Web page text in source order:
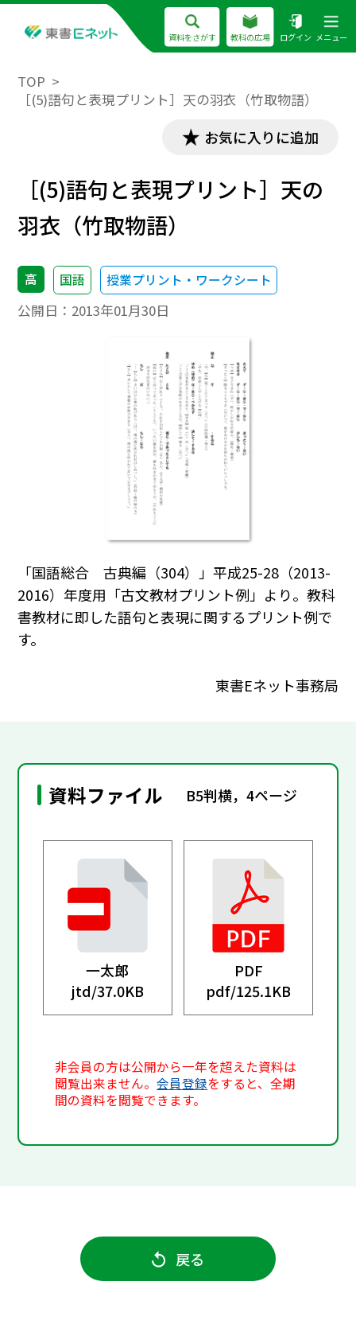
資料をさがす 教科の広場 ログイン メニュー
TOP
［(5)語句と表現プリント］天の羽衣（竹取物語）
お気に入りに追加
［(5)語句と表現プリント］天の
羽衣（竹取物語）
高 国語 授業プリント・ワークシート
公開日： 2013年01月30日
「国語総合 古典編（304）」平成25-28（2013-
2016）年度用「古文教材プリント例」より。教科
書教材に即した語句と表現に関するプリント例で
す。
東書Eネット事務局
資料ファイル B5判横，4ページ
一太郎
jtd/37.0KB
PDF
pdf/125.1KB
非会員の方は公開から一年を超えた資料は
閲覧出来ません。会員登録をすると、全期
間の資料を閲覧できます。
戻る